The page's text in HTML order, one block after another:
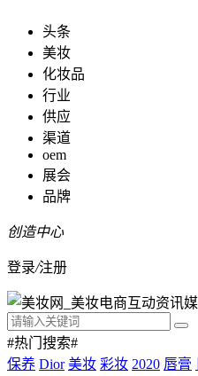
头条
美妆
化妆品
行业
供应
渠道
oem
展会
品牌
创造中心
登录/注册
#热门搜索#
保养 Dior 美妆 彩妆 2020 唇膏